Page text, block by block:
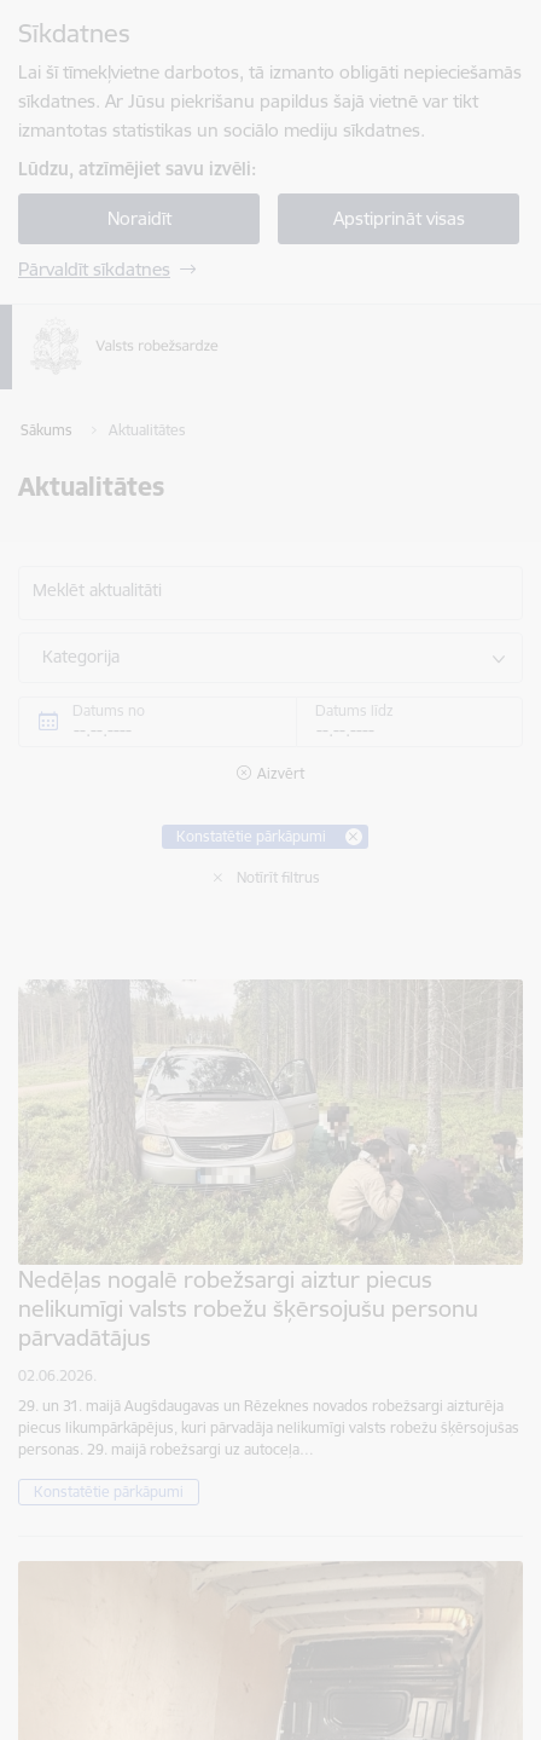
Sīkdatnes
Lai šī tīmekļvietne darbotos, tā izmanto obligāti nepieciešamās
sīkdatnes. Ar Jūsu piekrišanu papildus šajā vietnē var tikt
izmantotas statistikas un sociālo mediju sīkdatnes.
Lūdzu, atzīmējiet savu izvēli:
Noraidīt Apstiprināt visas
Pārvaldīt sīkdatnes
Sākums Aktualitātes
Aktualitātes
Meklēt aktualitāti
Kategorija
Datums no Datums līdz
Aizvērt
Konstatētie pārkāpumi
Notīrīt filtrus
Nedēļas nogalē robežsargi aiztur piecus
nelikumīgi valsts robežu šķērsojušu personu
pārvadātājus
02.06.2026.
29. un 31. maijā Augšdaugavas un Rēzeknes novados robežsargi aizturēja
piecus likumpārkāpējus, kuri pārvadāja nelikumīgi valsts robežu šķērsojušas
personas. 29. maijā robežsargi uz autoceļa…
Konstatētie pārkāpumi